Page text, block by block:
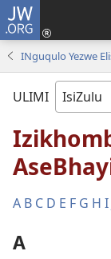
JW.ORG
INguqulo Yezwe
ULIMI
A B C D E F G H I
A